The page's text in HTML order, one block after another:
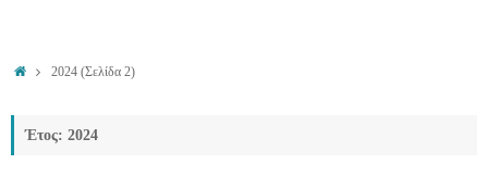
2024(Σελίδα 2)
Έτος: 2024